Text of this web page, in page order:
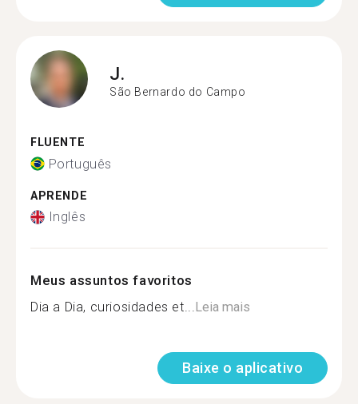
J.
São Bernardo do Campo
FLUENTE
Português
APRENDE
Inglês
Meus assuntos favoritos
Dia a Dia, curiosidades et...Leia mais
Baixe o aplicativo